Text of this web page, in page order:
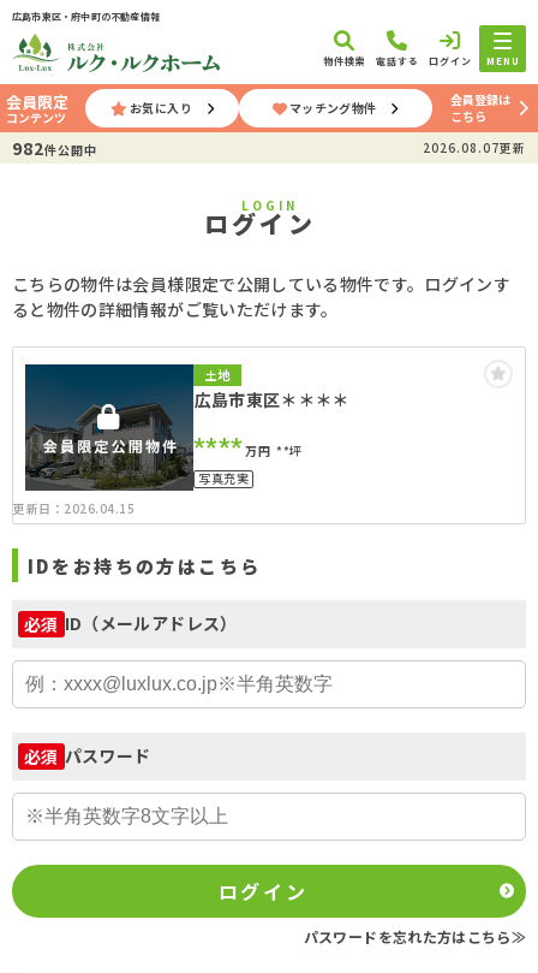
広島市東区・府中町の不動産情報
物件検索 電話する ログイン MENU
会員限定
コンテンツ
お気に入り マッチング物件
会員登録は
こちら
982件公開中 2026.08.07更新
ログイン
LOGIN
こちらの物件は会員様限定で公開している物件です。ログインす
ると物件の詳細情報がご覧いただけます。
土地
広島市東区＊＊＊＊
****万円 **坪
写真充実
更新日：2026.04.15
IDをお持ちの方はこちら
必須 ID（メールアドレス）
必須 パスワード
ログイン
パスワードを忘れた方はこちら≫